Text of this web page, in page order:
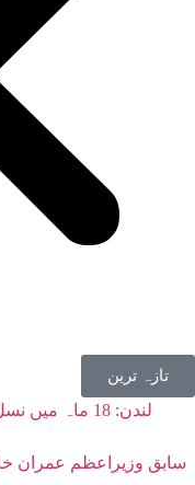
تازہ ترین
لندن: 18 ماہ
سابق وزیراعظم عمران